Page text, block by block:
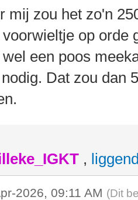
mij zou het zo'n
op orde
wel een poos
Dat zou dan
,
2026, 09:11 AM (Dit